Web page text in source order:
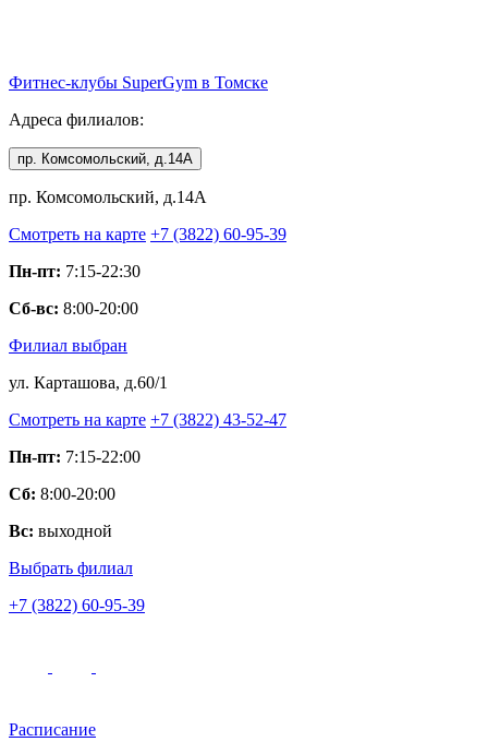
Фитнес-клубы SuperGym в Томске
Адреса филиалов:
пр. Комсомольский, д.14А
пр. Комсомольский, д.14А
Смотреть на карте +7 (3822) 60-95-39
Пн-пт: 7:15-22:30
Сб-вс: 8:00-20:00
Филиал выбран
ул. Карташова, д.60/1
Смотреть на карте +7 (3822) 43-52-47
Пн-пт: 7:15-22:00
Сб: 8:00-20:00
Вс: выходной
Выбрать филиал
+7 (3822) 60-95-39
Расписание